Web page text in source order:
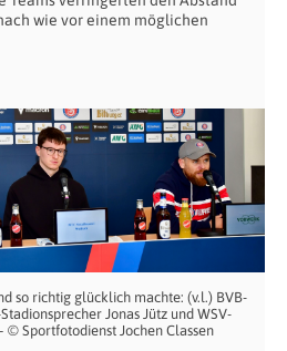
wie vor einem möglichen
so richtig glücklich machte: (v.l.) BVB-
Jonas Jütz und WSV-
Sportfotodienst Jochen Classen